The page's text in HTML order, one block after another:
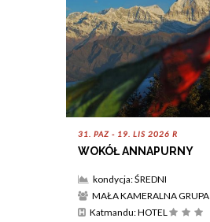
31. PAZ - 19. LIS 2026 R
WOKÓŁ ANNAPURNY
kondycja: ŚREDNI
MAŁA KAMERALNA GRUPA
Katmandu: HOTEL